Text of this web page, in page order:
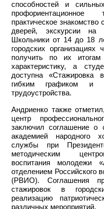
способностей и
практическое
дверей, экскурсии на
Школьники от 14 до 18
городских
получить по их
характеристику, а
доступна «Стажировка
гибким графиком и
трудоустройства.
Андриенко также
центр
заключил соглашение о
академией народного
службы при
методическим
воспитания молодежи
отделением Российского
(РВИО). Соглашения
стажировок в
реализацию
различных мероприятий.